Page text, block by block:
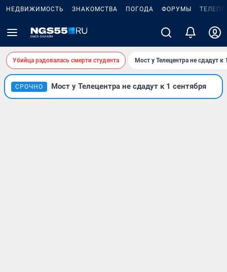
НЕДВИЖИМОСТЬ ЗНАКОМСТВА ПОГОДА ФОРУМЫ
Убийца радовалась смерти студента Мост у Телецентра не сдадут к
СРОЧНО Мост у Телецентра не сдадут к 1 сентября